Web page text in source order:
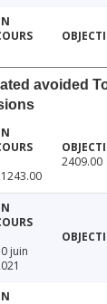
avoided
2409.00
juin